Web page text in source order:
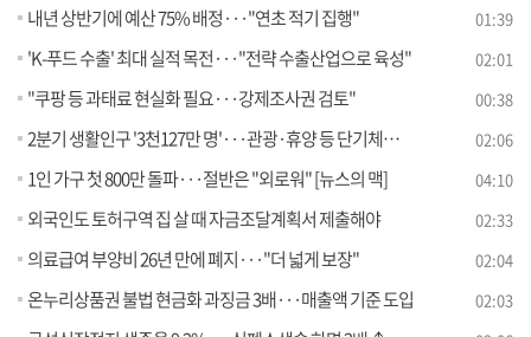
내년 상반기에 예산 75% 배정···"연초 적기 집행" 01:39
'K-푸드 수출' 최대 실적 목전···"전략 수출산업으로 육성" 02:01
"쿠팡 등 과태료 현실화 필요···강제조사권 검토" 00:38
2분기 생활인구 '3천127만 명'···관광·휴양 등 단기체류 증가 02:06
1인 가구 첫 800만 돌파···절반은 "외로워" [뉴스의 맥] 04:10
외국인도 토허구역 집 살 때 자금조달계획서 제출해야 02:33
의료급여 부양비 26년 만에 폐지···"더 넓게 보장" 02:04
온누리상품권 불법 현금화 과징금 3배···매출액 기준 도입 02:03